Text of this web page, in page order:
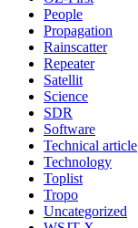
People
Propagation
Rainscatter
Repeater
Satellit
Science
SDR
Software
Technical article
Technology
Toplist
Tropo
Uncategorized